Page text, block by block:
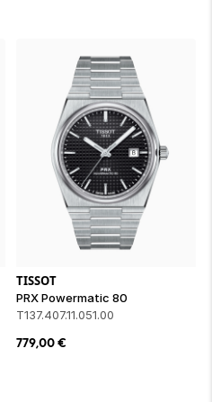
TISSOT
PRX Powermatic 80
T137.407.11.051.00
779,00€